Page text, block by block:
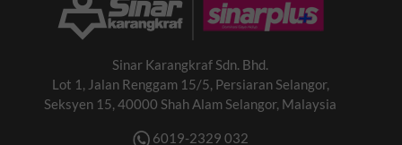
Sinar Karangkraf Sdn. Bhd.
Lot 1, Jalan Renggam 15/5, Persiaran Selangor,
Seksyen 15, 40000 Shah Alam Selangor, Malaysia
6019-2329 032